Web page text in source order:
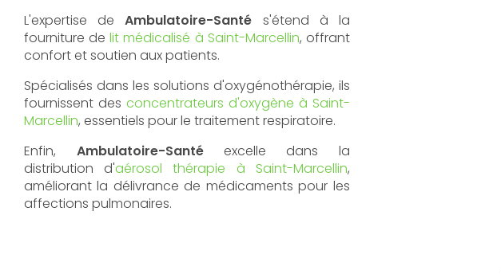
L'expertise deAmbulatoire-Santé s'étend à la
fourniture delit médicalisé à Saint-Marcellin, offrant
confort et soutien aux patients.
Spécialisés dans les solutions d'oxygénothérapie, ils
fournissent des concentrateurs d'oxygène à Saint-
Marcellin, essentiels pour le traitement respiratoire.
Enfin, Ambulatoire-Santéexcelle dans la
distribution d'aérosol thérapie à Saint-Marcellin,
améliorant la délivrance de médicaments pour les
affections pulmonaires.